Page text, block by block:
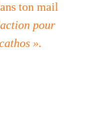
ton mail
pour
».